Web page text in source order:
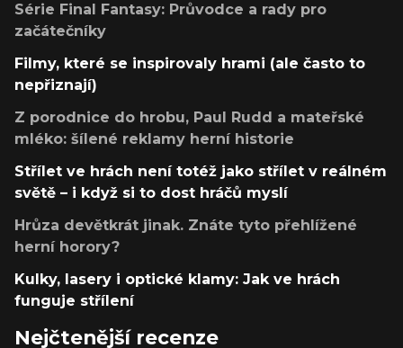
Série Final Fantasy: Průvodce a rady pro
začátečníky
Filmy, které se inspirovaly hrami (ale často to
nepřiznají)
Z porodnice do hrobu, Paul Rudd a mateřské
mléko: šílené reklamy herní historie
Střílet ve hrách není totéž jako střílet v reálném
světě – i když si to dost hráčů myslí
Hrůza devětkrát jinak. Znáte tyto přehlížené
herní horory?
Kulky, lasery i optické klamy: Jak ve hrách
funguje střílení
Nejčtenější recenze